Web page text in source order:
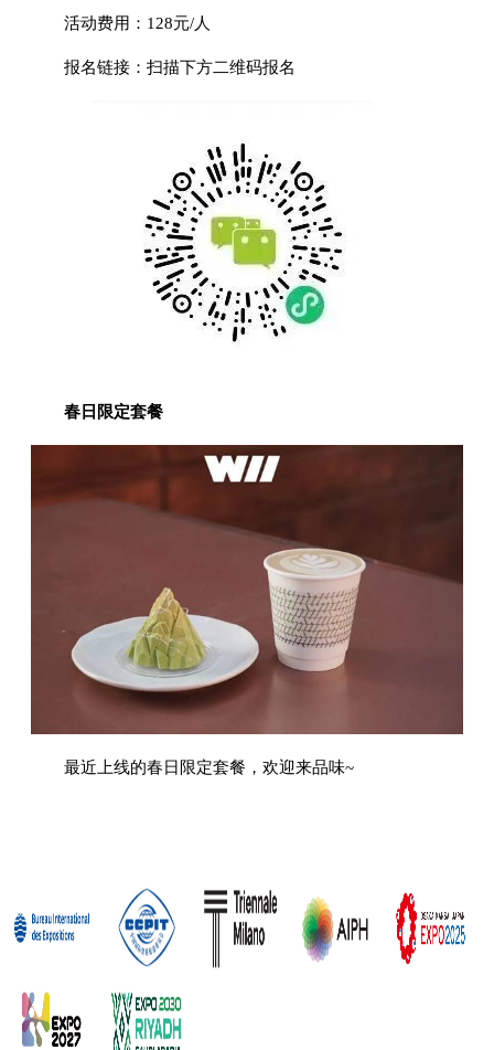
活动费用：128元/人
报名链接：扫描下方二维码报名
春日限定套餐
最近上线的春日限定套餐，欢迎来品味~